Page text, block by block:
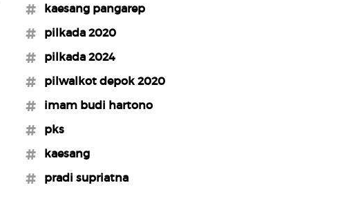
#kaesang pangarep
#pilkada 2020
#pilkada 2024
#pilwalkot depok 2020
#imam budi hartono
#pks
#kaesang
#pradi supriatna